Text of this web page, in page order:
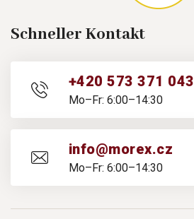
Schneller Kontakt
+420 573 371 043
Mo–Fr: 6:00–14:30
info@morex.cz
Mo–Fr: 6:00–14:30